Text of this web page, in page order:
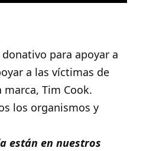
para apoyar a
a las víctimas de
Tim Cook.
los organismos y
están en nuestros